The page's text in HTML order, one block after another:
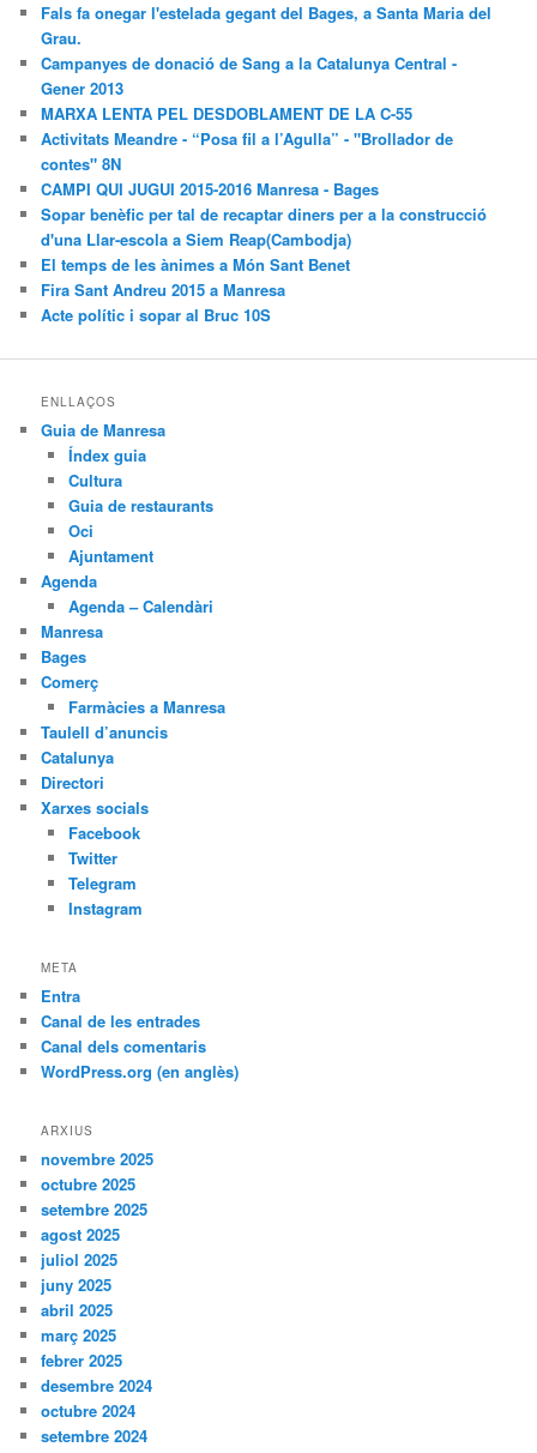
Fals fa onegar l'estelada gegant del Bages, a Santa Maria del
Grau.
Campanyes de donació de Sang a la Catalunya Central -
Gener 2013
MARXA LENTA PEL DESDOBLAMENT DE LA C-55
Activitats Meandre - “Posa fil a l’Agulla” - "Brollador de
contes" 8N
CAMPI QUI JUGUI 2015-2016 Manresa - Bages
Sopar benèfic per tal de recaptar diners per a la construcció
d'una Llar-escola a Siem Reap(Cambodja)
El temps de les ànimes a Món Sant Benet
Fira Sant Andreu 2015 a Manresa
Acte polític i sopar al Bruc 10S
ENLLAÇOS
Guia de Manresa
Índex guia
Cultura
Guia de restaurants
Oci
Ajuntament
Agenda
Agenda – Calendàri
Manresa
Bages
Comerç
Farmàcies a Manresa
Taulell d’anuncis
Catalunya
Directori
Xarxes socials
Facebook
Twitter
Telegram
Instagram
META
Entra
Canal de les entrades
Canal dels comentaris
WordPress.org (en anglès)
ARXIUS
novembre 2025
octubre 2025
setembre 2025
agost 2025
juliol 2025
juny 2025
abril 2025
març 2025
febrer 2025
desembre 2024
octubre 2024
setembre 2024